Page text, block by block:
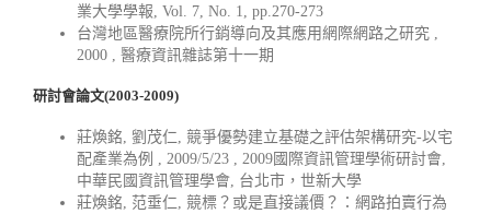
業大學學報, Vol. 7, No. 1, pp.270-273
台灣地區醫療院所行銷導向及其應用網際網路之研究 ,
2000 , 醫療資訊雜誌第十一期
研討會論文(2003-2009)
莊煥銘, 劉茂仁, 競爭優勢建立基礎之評估架構研究-以宅
配產業為例 , 2009/5/23 , 2009國際資訊管理學術研討會,
中華民國資訊管理學會, 台北市，世新大學
莊煥銘, 范垂仁, 競標？或是直接議價？：網路拍賣行為